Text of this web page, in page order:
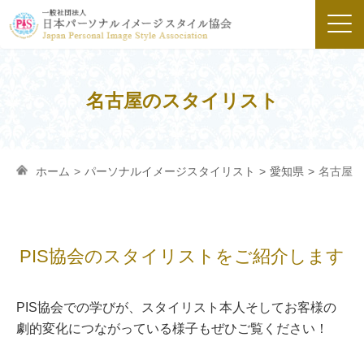
名古屋のスタイリスト
ホーム > パーソナルイメージスタイリスト > 愛知県 > 名古屋
PIS協会のスタイリストを ご紹介します
PIS協会での学びが、スタイリスト本人そしてお客様の
劇的変化につながっている様子もぜひご覧ください！